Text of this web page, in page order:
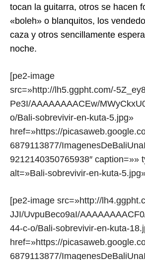
tocan la guitarra, otros se hacen
«boleh» o blanquitos, los
caza y otros sencillamente
noche.
[pe2-image
src=»http://lh5.ggpht.com/-
Pe3I/AAAAAAAACEw/
o/Bali-sobrevivir-en-kuta-5.jpg»
href=»https://
6879113877/
9212140350765938″ caption=»»
alt=»Bali-sobrevivir-en-kuta-
[pe2-image src=»http://
JJI/UvpuBeco9aI/
44-c-o/Bali-sobrevivir-en-kuta-
href=»https://
6879113877/